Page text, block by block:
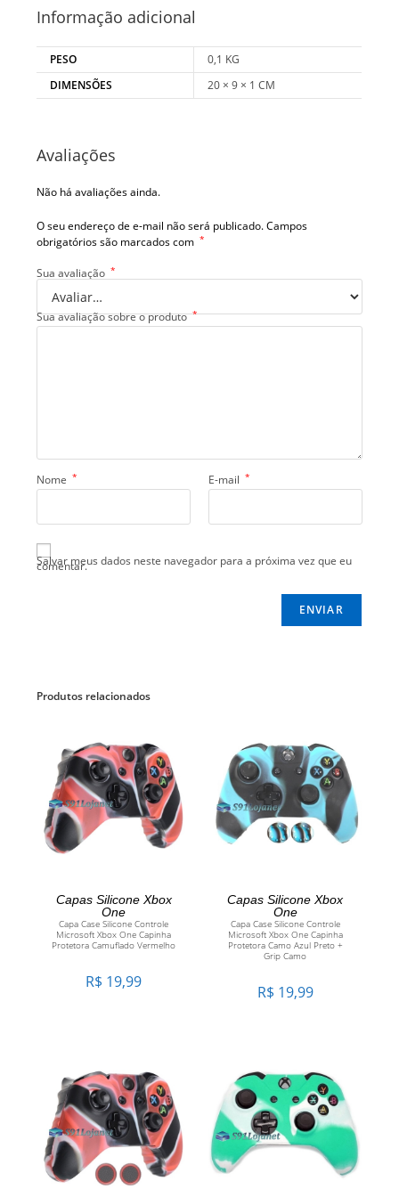
Informação adicional
PESO
0,1 KG
DIMENSÕES
20 × 9 × 1 CM
Avaliações
Não há avaliações ainda.
O seu endereço de e-mail não será publicado.Campos
obrigatórios são marcados com *
Sua avaliação *
Sua avaliação sobre o produto *
Nome * E-mail *
Salvar meus dados neste navegador para a próxima vez que eu
comentar.
Produtos relacionados
ADICIONAR AO
CARRINHO
Capas Silicone Xbox
One
Capa Case Silicone Controle
Microsoft Xbox One Capinha
Protetora Camuflado Vermelho
R$ 19,99
ADICIONAR AO
CARRINHO
Capas Silicone Xbox
One
Capa Case Silicone Controle
Microsoft Xbox One Capinha
Protetora Camo Azul Preto +
Grip Camo
R$ 19,99